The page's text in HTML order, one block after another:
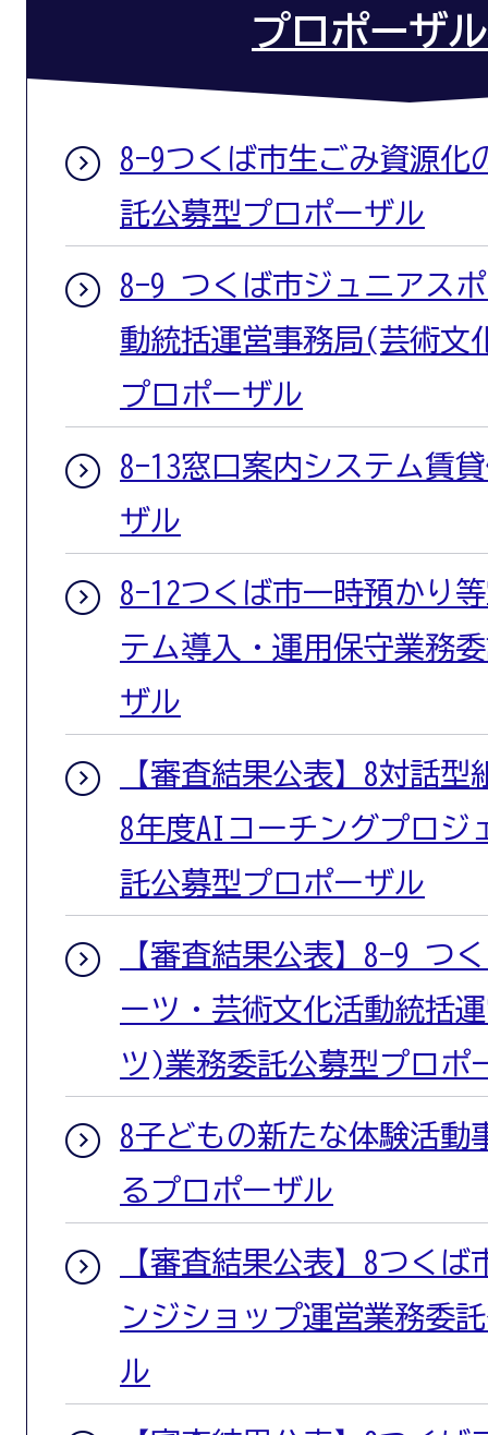
プロポーザ
8-9つくば市生ごみ資源化
託公募型プロポーザル
8-9 つくば市ジュニアス
動統括運営事務局(芸術文
プロポーザル
8-13窓口案内システム賃
ザル
8-12つくば市一時預かり
テム導入・運用保守業務
ザル
【審査結果公表】8対話
8年度AIコーチングプロジ
託公募型プロポーザル
【審査結果公表】8-9 つ
ーツ・芸術文化活動統括
ツ)業務委託公募型プロポ
8子どもの新たな体験活動
るプロポーザル
【審査結果公表】8つく
ンジショップ運営業務委
ル